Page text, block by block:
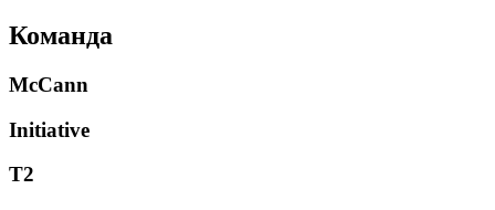
Команда
McCann
Initiative
Т2